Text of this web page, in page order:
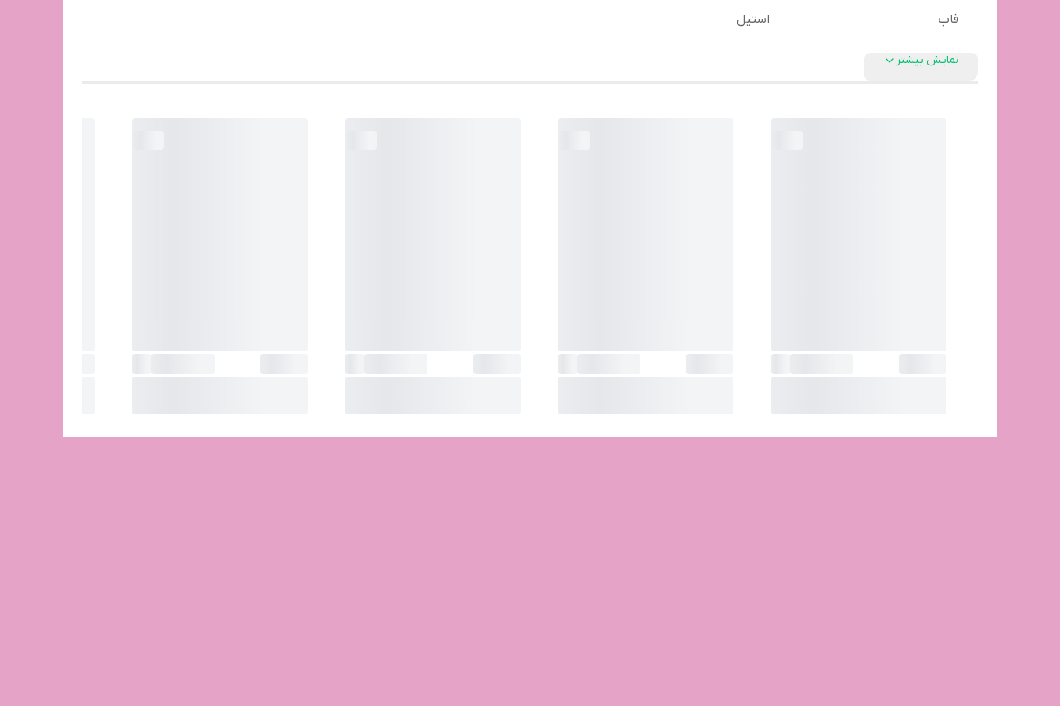
قاب استیل
نمایش بیشتر